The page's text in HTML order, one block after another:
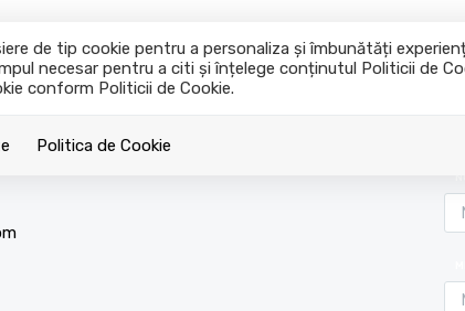
de tip cookie pentru a personaliza și îmbunătăți
necesar pentru a citi și înțelege conținutul Politicii de
conform Politicii de Cookie.
Politica de Cookie